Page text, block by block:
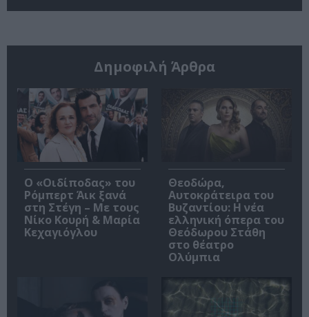
Δημοφιλή Άρθρα
O «Οιδίποδας» του
Ρόμπερτ Άικ ξανά
στη Στέγη – Με τους
Νίκο Κουρή & Μαρία
Κεχαγιόγλου
Θεοδώρα,
Αυτοκράτειρα του
Βυζαντίου: Η νέα
ελληνική όπερα του
Θεόδωρου Στάθη
στο θέατρο
Ολύμπια